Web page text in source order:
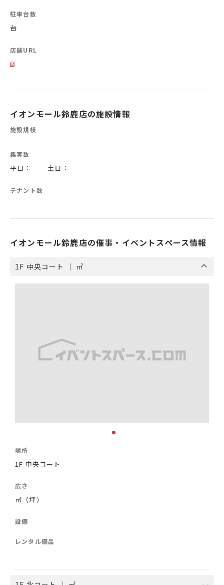
駐車台数
台
店舗URL
イオンモール鈴鹿店の施設情報
施設規模
集客数
平日： 土日：
テナント数
イオンモール鈴鹿店の催事・イベントスペース情報
1F 中央コート ｜ ㎡
場所
1F 中央コート
広さ
㎡（坪）
設備
レンタル備品